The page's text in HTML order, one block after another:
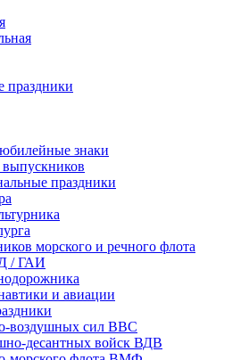
праздники
знаки
праздники
морского и речного флота
/ ГАИ
и авиации
воздушных сил ВВС
десантных войск ВДВ